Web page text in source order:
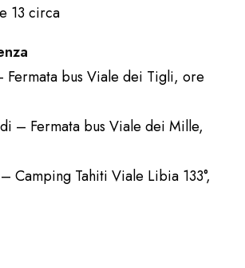
13 circa
Fermata bus Viale dei Tigli, ore
– Fermata bus Viale dei Mille,
Camping Tahiti Viale Libia 133°,